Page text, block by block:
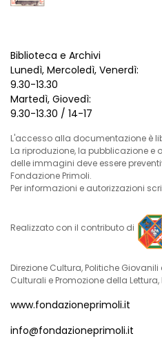
Biblioteca e Archivi
Lunedì, Mercoledì, Venerdì:
9.30-13.30
Martedì, Giovedì:
9.30-13.30 / 14-17
L'accesso alla documentazione è
La riproduzione, la pubblicazione e
delle immagini deve essere
Fondazione Primoli.
Per informazioni e autorizzazioni
Realizzato con il contributo di
Direzione Cultura, Politiche Giovanili
Culturali e Promozione della Lettura,
www.fondazioneprimoli.it
info@fondazioneprimoli.it